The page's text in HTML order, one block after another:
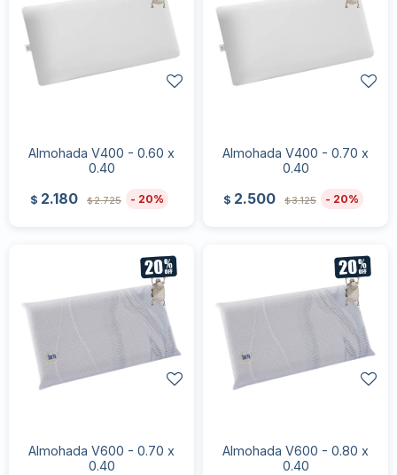
Almohada V400 - 0.60 x
0.40
$ 2.180 $2.725 20
Almohada V400 - 0.70 x
0.40
$ 2.500 $3.125 20
Almohada V600 - 0.70 x
0.40
Almohada V600 - 0.80 x
0.40